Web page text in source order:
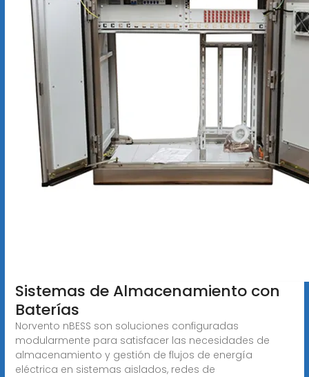
Sistemas de Almacenamiento con
Baterías
Norvento nBESS son soluciones configuradas
modularmente para satisfacer las necesidades de
almacenamiento y gestión de flujos de energía
eléctrica en sistemas aislados, redes de